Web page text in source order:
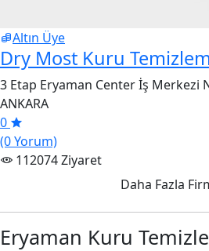
Altın Üye
Dry Most Kuru
3 Etap Eryaman Center İş Merkezi
ANKARA
0
(0 Yorum)
112074 Ziyaret
Daha Fazla
Eryaman Kuru